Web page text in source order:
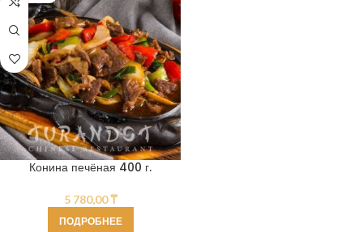
Конина печёная 400 г.
5 780,00₸
ПОДРОБНЕЕ